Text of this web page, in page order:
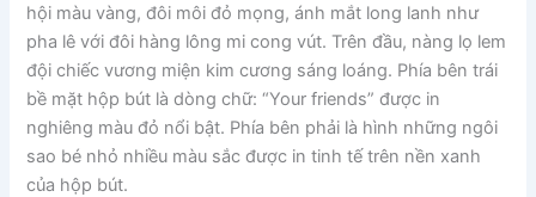
hội màu vàng, đôi môi đỏ mọng, ánh mắt long lanh như
pha lê với đôi hàng lông mi cong vút. Trên đầu, nàng lọ lem
đội chiếc vương miện kim cương sáng loáng. Phía bên trái
bề mặt hộp bút là dòng chữ: “Your friends” được in
nghiêng màu đỏ nổi bật. Phía bên phải là hình những ngôi
sao bé nhỏ nhiều màu sắc được in tinh tế trên nền xanh
của hộp bút.